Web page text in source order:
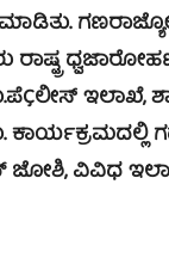
ರಾಷ್ಟ್ರ
ಇಲಾಖೆ,
ಕಾರ್ಯಕ್ರಮದಲ್ಲಿ
ಜೋಶಿ, ವಿವಿಧ